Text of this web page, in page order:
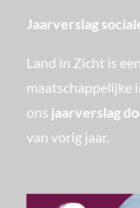
Jaarverslag
Land in Zicht is
maatschappelijke
ons jaarverslag
van vorig jaar.